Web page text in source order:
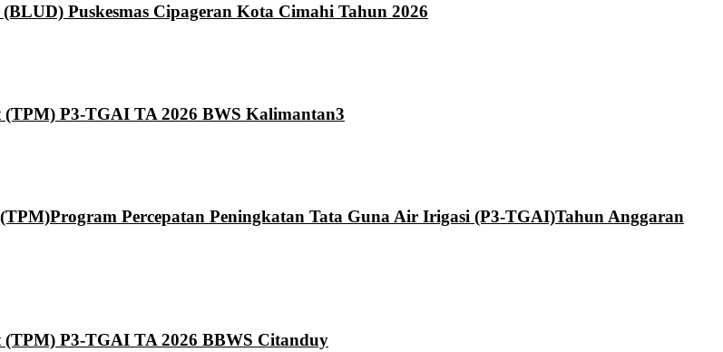
Puskesmas Cipageran Kota Cimahi Tahun 2026
(TPM) P3-TGAI TA 2026 BWS Kalimantan3
Percepatan Peningkatan Tata Guna Air Irigasi (P3-TGAI)Tahun Anggaran
(TPM) P3-TGAI TA 2026 BBWS Citanduy